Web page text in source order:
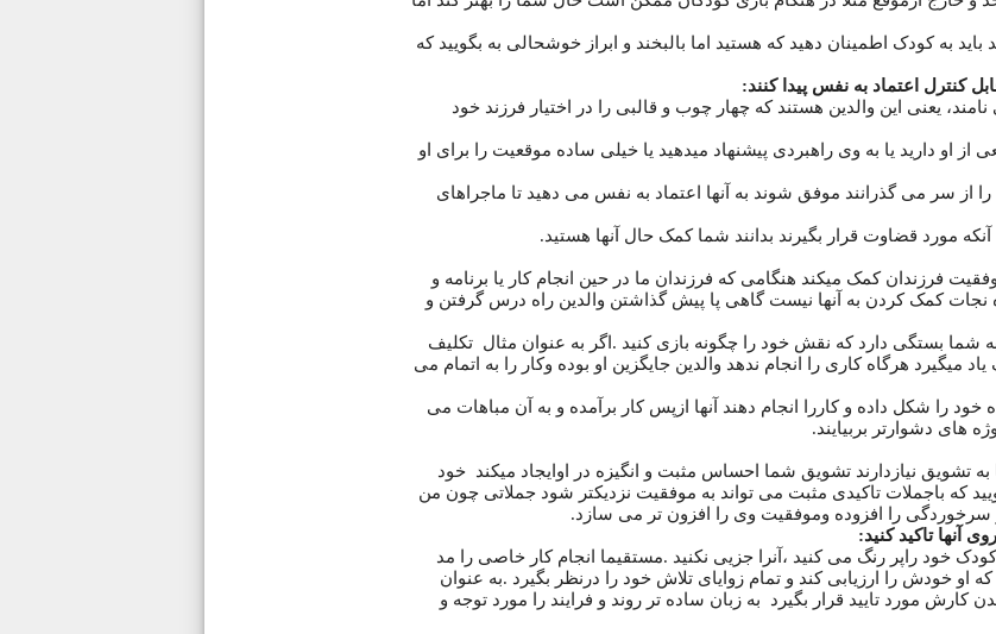
به کودک اطمینان دهید که هستید اما بالبخند و ابراز خوشحالی به بگویید که
یعنی این والدین هستند که چهار چوب و قالبی را در اختیار فرزند خود
او دارید یا به وی راهبردی پیشنهاد میدهید یا خیلی ساده موقعیت را برای او
را از سر می گذرانند موفق شوند به آنها اعتماد به نفس می دهید تا ماجراهای
مورد قضاوت قرار بگیرند بدانند شما کمک حال آنها هستید.
فرزندان کمک میکند هنگامی که فرزندان ما در حین انجام کار یا برنامه و
کمک کردن به آنها نیست گاهی پا پیش گذاشتن والدین راه درس گرفتن و
بستگی دارد که نقش خود را چگونه بازی کنید .اگر به عنوان مثال تکلیف
هرگاه کاری را انجام ندهد والدین جایگزین او بوده وکار را به اتمام می
خود را شکل داده و کاررا انجام دهند آنها ازپس کار برآمده و به آن مباهات می
های دشوارتر بربیایند.
به تشویق نیازدارند تشویق شما احساس مثبت و انگیزه در اوایجاد میکند خود
که باجملات تاکیدی مثبت می تواند به موفقیت نزدیکتر شود جملاتی چون من
را افزوده وموفقیت وی را افزون تر می سازد.
خود راپر رنگ می کنید ،آنرا جزیی نکنید .مستقیما انجام کار خاصی را مد
خودش را ارزیابی کند و تمام زوایای تلاش خود را درنظر بگیرد .به عنوان
کارش مورد تایید قرار بگیرد به زبان ساده تر روند و فرایند را مورد توجه و